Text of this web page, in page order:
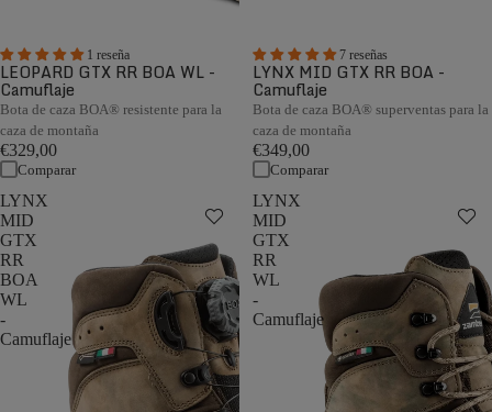
1 reseña
LEOPARD GTX RR BOA WL -
Camuflaje
Bota de caza BOA® resistente para la
caza de montaña
€329,00
Comparar
7 reseñas
LYNX MID GTX RR BOA -
Camuflaje
Bota de caza BOA® superventas para la
caza de montaña
€349,00
Comparar
LYNX
MID
GTX
RR
BOA
WL
-
Camuflaje
LYNX
MID
GTX
RR
WL
-
Camuflaje